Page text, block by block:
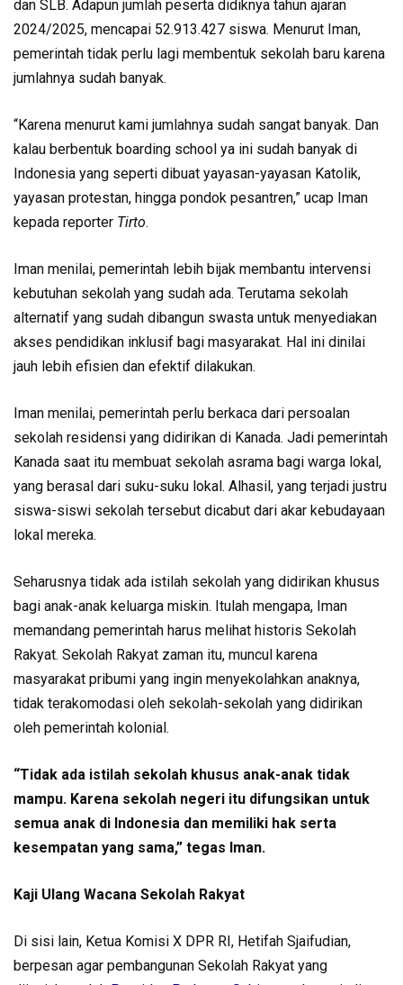
dan SLB. Adapun jumlah peserta didiknya tahun ajaran
2024/2025, mencapai 52.913.427 siswa. Menurut Iman,
pemerintah tidak perlu lagi membentuk sekolah baru karena
jumlahnya sudah banyak.
“Karena menurut kami jumlahnya sudah sangat banyak. Dan
kalau berbentuk boarding school ya ini sudah banyak di
Indonesia yang seperti dibuat yayasan-yayasan Katolik,
yayasan protestan, hingga pondok pesantren,” ucap Iman
kepada reporter Tirto.
Iman menilai, pemerintah lebih bijak membantu intervensi
kebutuhan sekolah yang sudah ada. Terutama sekolah
alternatif yang sudah dibangun swasta untuk menyediakan
akses pendidikan inklusif bagi masyarakat. Hal ini dinilai
jauh lebih efisien dan efektif dilakukan.
Iman menilai, pemerintah perlu berkaca dari persoalan
sekolah residensi yang didirikan di Kanada. Jadi pemerintah
Kanada saat itu membuat sekolah asrama bagi warga lokal,
yang berasal dari suku-suku lokal. Alhasil, yang terjadi justru
siswa-siswi sekolah tersebut dicabut dari akar kebudayaan
lokal mereka.
Seharusnya tidak ada istilah sekolah yang didirikan khusus
bagi anak-anak keluarga miskin. Itulah mengapa, Iman
memandang pemerintah harus melihat historis Sekolah
Rakyat. Sekolah Rakyat zaman itu, muncul karena
masyarakat pribumi yang ingin menyekolahkan anaknya,
tidak terakomodasi oleh sekolah-sekolah yang didirikan
oleh pemerintah kolonial.
“Tidak ada istilah sekolah khusus anak-anak tidak
mampu. Karena sekolah negeri itu difungsikan untuk
semua anak di Indonesia dan memiliki hak serta
kesempatan yang sama,” tegas Iman.
Kaji Ulang Wacana Sekolah Rakyat
Di sisi lain, Ketua Komisi X DPR RI, Hetifah Sjaifudian,
berpesan agar pembangunan Sekolah Rakyat yang